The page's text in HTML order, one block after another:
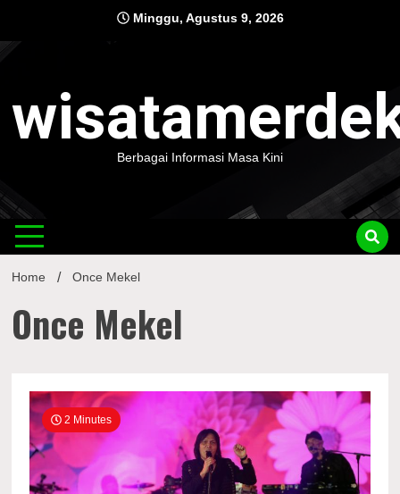
content
Minggu, Agustus 9, 2026
Berbagai Informasi Masa Kini
Home Once Mekel
Once Mekel
2 Minutes